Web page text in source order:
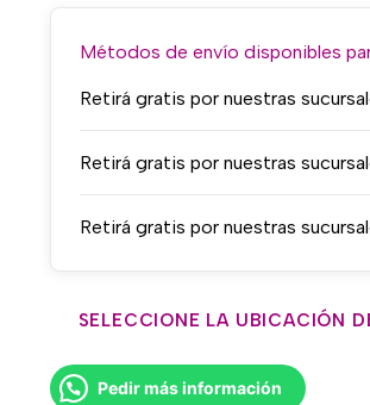
Métodos de envío disponibles
Retirá gratis por nuestras
Retirá gratis por nuestras
Retirá gratis por nuestras
SELECCIONE LA UBICACIÓN
Pedir más información